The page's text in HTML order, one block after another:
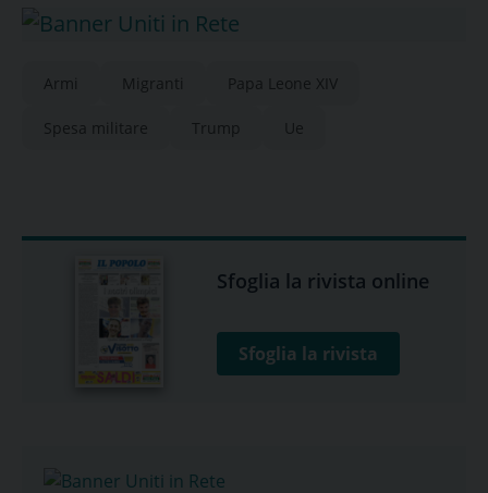
Armi Migranti Papa Leone XIV
Spesa militare Trump Ue
Sfoglia la rivista online
Sfoglia la rivista